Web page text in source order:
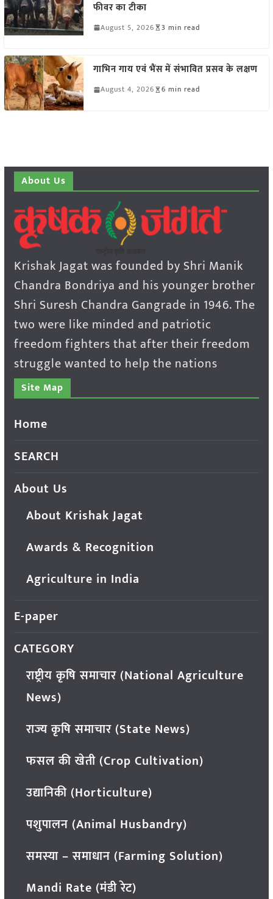
फीवर का टीका
August 5, 2026 3 min read
गाभिन गाय एवं भैंस में संभावित प्रसव के लक्षण
August 4, 2026 6 min read
About Us
Krishak Jagat was founded by Shri Manik
Chandra Bondriya and his younger brother
Shri Suresh Chandra Gangrade in 1946. The
two were like minded and patriotic
freedom fighters that after their freedom
struggle wanted to help the nations
Site Map
Home
SEARCH
About Us
About Krishak Jagat
Awards & Recognition
Agriculture in India
E-paper
CATEGORY
राष्ट्रीय कृषि समाचार (National Agriculture
News)
राज्य कृषि समाचार (State News)
फसल की खेती (Crop Cultivation)
उद्यानिकी (Horticulture)
पशुपालन (Animal Husbandry)
समस्या – समाधान (Farming Solution)
Mandi Rate (मंडी रेट)